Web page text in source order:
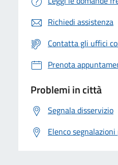
Richiedi assistenza
Contatta gli uffici
Prenota
Problemi in città
Segnala disservizio
Elenco